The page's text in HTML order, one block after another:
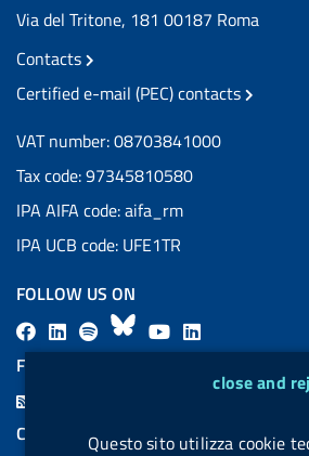
cookie management moduleclose and
Questo sito utilizza cookie
Via del Tritone, 181 00187 Roma
Contacts
Certified e-mail (PEC) contacts
VAT number: 08703841000
Tax code: 97345810580
IPA AIFA code: aifa_rm
IPA UCB code: UFE1TR
FOLLOW US ON
F
a
L
i
a
l
B
l
s
Y
o
u
i
e
FEED RSS
COOKIES